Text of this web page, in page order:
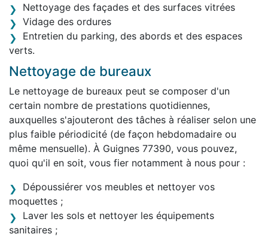
Nettoyage des façades et des surfaces vitrées
Vidage des ordures
Entretien du parking, des abords et des espaces
verts.
Nettoyage de bureaux
Le nettoyage de bureaux peut se composer d'un
certain nombre de prestations quotidiennes,
auxquelles s'ajouteront des tâches à réaliser selon une
plus faible périodicité (de façon hebdomadaire ou
même mensuelle). À Guignes 77390, vous pouvez,
quoi qu'il en soit, vous fier notamment à nous pour :
Dépoussiérer vos meubles et nettoyer vos
moquettes ;
Laver les sols et nettoyer les équipements
sanitaires ;